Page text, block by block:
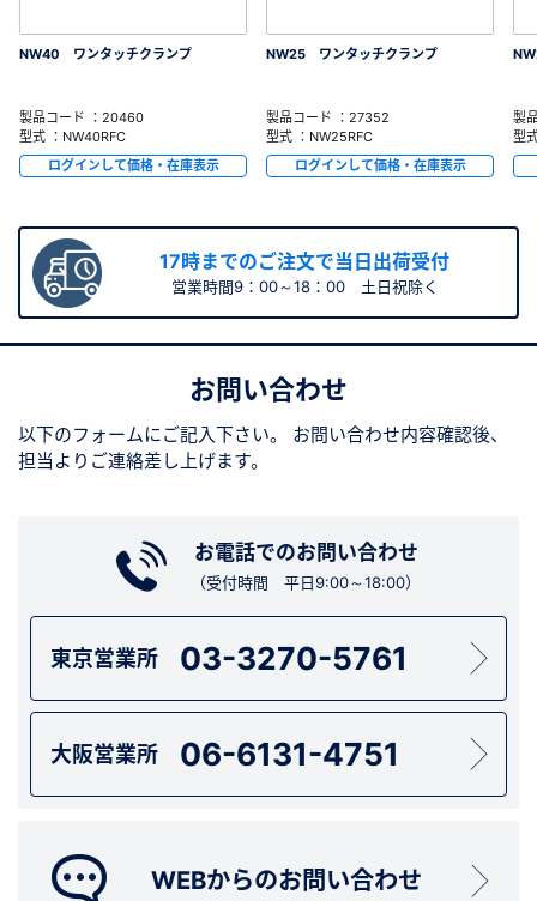
NW40 ワンタッチクランプ
製品コード ：20460
型式 ：NW40RFC
ログインして価格・在庫表示
NW25 ワンタッチクランプ
製品コード ：27352
型式 ：NW25RFC
ログインして価格・在庫表示
製
型
17時までのご注文で当日出荷受付
営業時間9：00～18：00 土日祝除く
お問い合わせ
以下のフォームにご記入下さい。
お問い合わせ内容確認後、
担当よりご連絡差し上げます。
お電話でのお問い合わせ
（受付時間 平日9:00～18:00）
東京営業所 03-3270-5761
大阪営業所 06-6131-4751
WEBからのお問い合わせ